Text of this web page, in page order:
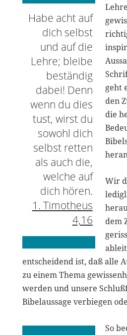
Habe acht auf
dich selbst
und auf die
Lehre; bleibe
beständig
dabei! Denn
wenn du dies
tust, wirst du
sowohl dich
selbst retten
als auch die,
welche auf
dich hören.
1. Timotheus
4,16
geht
den
die
Wir
dem
entscheidend ist, daß alle
zu einem Thema
werden und unsere
Bibelaussage verbiegen
So